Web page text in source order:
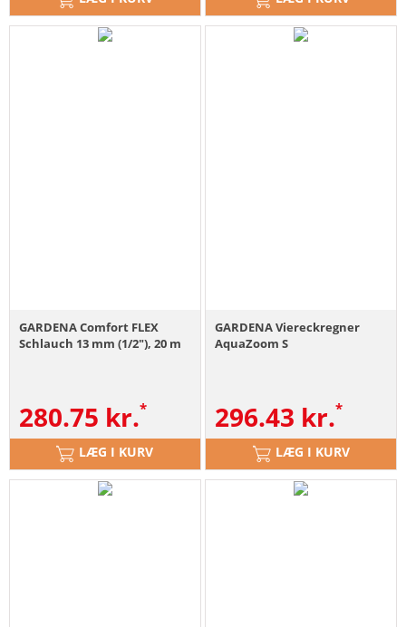
GARDENA Comfort FLEX
Schlauch 13 mm (1/2"), 20 m
280.75 kr.
LÆG I KURV
GARDENA Viereckregner
AquaZoom S
296.43 kr.
LÆG I KURV